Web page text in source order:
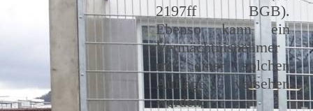
2197ff BGB).
Ebenso kann ein
Vermächtnisnehmer
mit einer solchen
Auflage versehen
werden.